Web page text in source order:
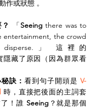
作或狀態 。
「Seeing there was to
entertainment, the crowd
隱藏了原因（因為群眾看
訣： 看到句子開頭是 V-
時，直接把後面的主詞套
！誰 Seeing